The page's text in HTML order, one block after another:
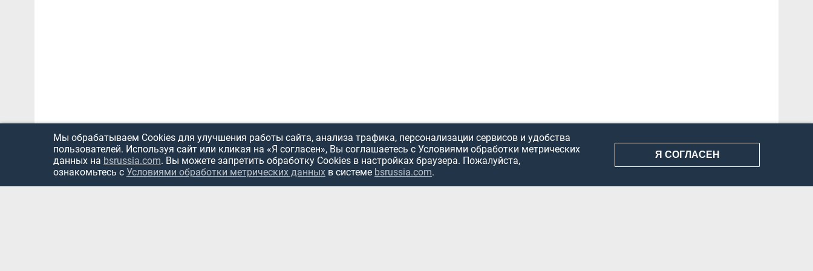
ИСПОЛЬЗОВАНИЕ ИНФОРМАЦИИ КОНФИДЕНЦИАЛЬНОСТЬ
Мы обрабатываем Cookies для улучшения работы сайта, анализа трафика, персонализации сервисов и удобства
пользователей. Используя сайт или кликая на «Я согласен», Вы соглашаетесь с Условиями обработки метрических
данных на bsrussia.com. Вы можете запретить обработку Cookies в настройках браузера. Пожалуйста,
ознакомьтесь с Условиями обработки метрических данных в системе bsrussia.com.
Я СОГЛАСЕН